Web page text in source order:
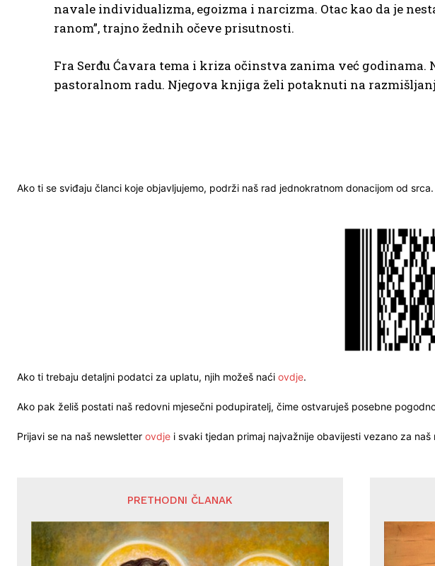
navale individualizma, egoizma i narcizma. Otac kao da je
ranom”, trajno žednih očeve prisutnosti.
Fra Serđu Ćavara tema i kriza očinstva zanima već
pastoralnom radu. Njegova knjiga želi potaknuti na
Ako ti se sviđaju članci koje objavljujemo, podrži naš rad jednokratnom donacijom od
Ako ti trebaju detaljni podatci za uplatu, njih možeš naći ovdje.
Ako pak želiš postati naš redovni mjesečni podupiratelj, čime ostvaruješ posebne
Prijavi se na naš newsletter ovdje i svaki tjedan primaj najvažnije obavijesti vezano za naš
PRETHODNI ČLANAK